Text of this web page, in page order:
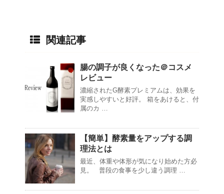
関連記事
腸の調子が良くなった＠コスメ
レビュー
濃縮されたG酵素プレミアムは、効果を
実感しやすいと好評。 箱をあけると、付
属のカ …
【簡単】酵素量をアップする調
理法とは
最近、体重や体形が気になり始めた方必
見。 普段の食事を少し違う調理 …